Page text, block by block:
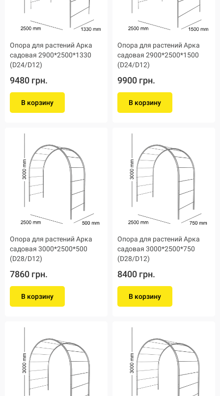
Опора для растений Арка
садовая 2900*2500*1330
(D24/D12)
9480 грн.
В корзину
Опора для растений Арка
садовая 2900*2500*1500
(D24/D12)
9900 грн.
В корзину
Опора для растений Арка
садовая 3000*2500*500
(D28/D12)
7860 грн.
В корзину
Опора для растений Арка
садовая 3000*2500*750
(D28/D12)
8400 грн.
В корзину